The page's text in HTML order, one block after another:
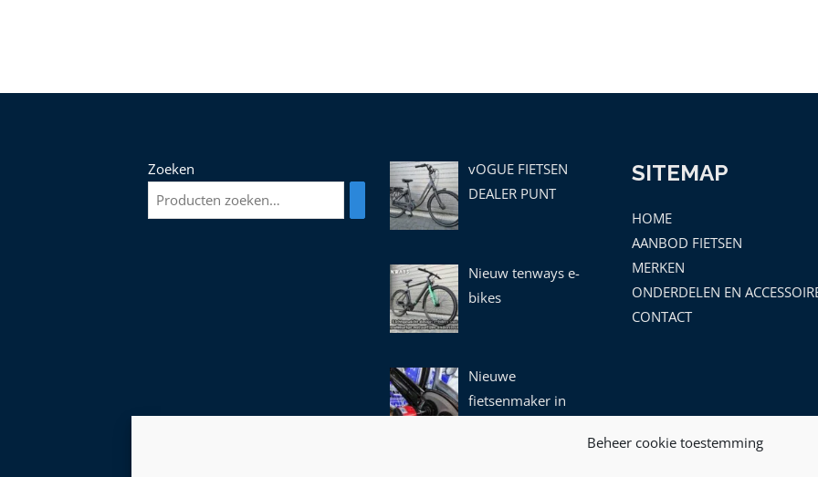
Beheer cookie toestemming
Zoeken
vOGUE FIETSEN
DEALER PUNT
Nieuw tenways e-
bikes
Nieuwe
fietsenmaker in
SITEMAP
HOME
AANBOD FIETSEN
MERKEN
ONDERDELEN EN
CONTACT